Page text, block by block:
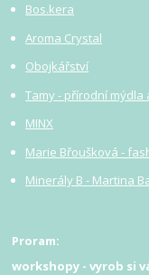
Bos.kera
Aroma Crystal
Obojkářství
Tamy - přírodní mýdla
MINX
Marie Břoušková -
Minerály B - Martina
Proram:
workshopy - vyrob si